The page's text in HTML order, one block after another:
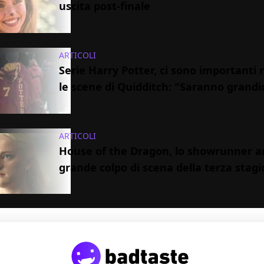
uscita post-finale
ARTICOLI
Serie Harry Potter, ci sono importanti
le scene di Quidditch: "Saranno
ARTICOLI
House of the Dragon, lo showrunner
grande colpo di scena della terza